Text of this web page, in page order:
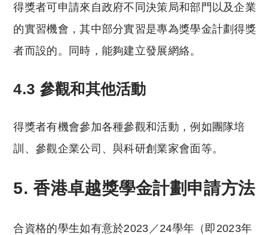
得獎者可申請來自政府不同決策局和部門以及企業
的實習機會，其中部分實習是專為獎學金計劃得獎
者而設的。同時，能夠建立發展網絡。
4.3 參觀和其他活動
得獎者有機會參加各種參觀和活動，例如團隊培
訓、參觀企業公司、與科研創業家會面等。
5. 香港卓越獎學金計劃申請方法
合資格的學生如有意於2023／24學年（即2023年